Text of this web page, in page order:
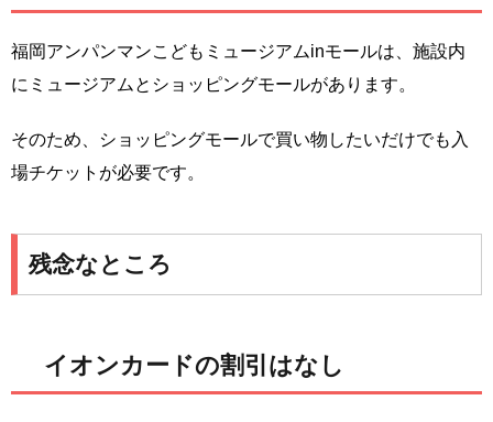
福岡アンパンマンこどもミュージアムinモールは、施設内
にミュージアムとショッピングモールがあります。
そのため、ショッピングモールで買い物したいだけでも入
場チケットが必要です。
残念なところ
イオンカードの割引はなし